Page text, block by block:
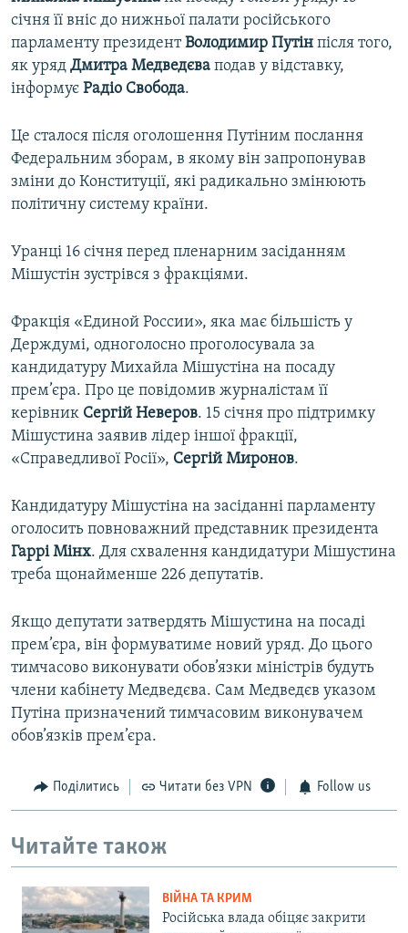
січня її вніс до нижньої палати російського
парламенту президентВолодимир Путін після того,
як уряд Дмитра Медведєва подав у відставку,
інформує Радіо Свобода.
Це сталося після оголошення Путіним послання
Федеральним зборам, в якому він запропонував
зміни до Конституції, які радикально змінюють
політичну систему країни.
Уранці 16 січня перед пленарним засіданням
Мішустін зустрівся з фракціями.
Фракція «Единой России», яка має більшість у
Держдумі, одноголосно проголосувала за
кандидатуру Михайла Мішустіна на посаду
прем’єра. Про це повідомив журналістам її
керівник Сергій Неверов. 15 січня про підтримку
Мішустина заявив лідер іншої фракції,
«Справедливої Росії», Сергій Миронов.
Кандидатуру Мішустіна на засіданні парламенту
оголосить повноважний представник президента
Гаррі Мінх. Для схвалення кандидатури Мішустина
треба щонайменше 226 депутатів.
Якщо депутати затвердять Мішустина на посаді
прем’єра, він формуватиме новий уряд. До цього
тимчасово виконувати обов’язки міністрів будуть
члени кабінету Медведєва. Сам Медведєв указом
Путіна призначений тимчасовим виконувачем
обов’язків прем’єра.
Поділитись Читати без VPN Follow us
Читайте також
ВІЙНА ТА КРИМ
Російська влада обіцяє закрити